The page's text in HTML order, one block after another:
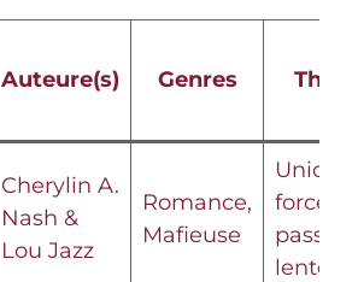
Auteure(s) Genres
Cherylin A.
Nash &
Lou Jazz
Romance,
Mafieuse
Union
forcée,
passion
lente